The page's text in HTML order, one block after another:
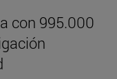
con 995.000